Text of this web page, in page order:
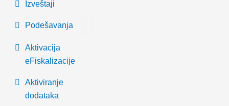
Izveštaji
Podešavanja
Aktivacija
eFiskalizacije
Aktiviranje
dodataka